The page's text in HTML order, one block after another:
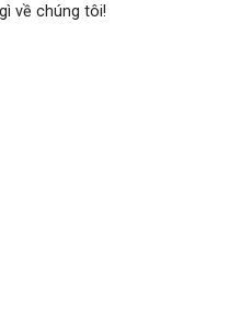
về chúng tôi!